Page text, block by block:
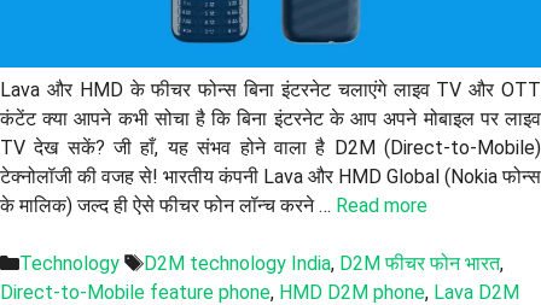
Lava और HMD के फीचर फोन्स बिना इंटरनेट चलाएंगे लाइव TV और OTT
कंटेंट क्या आपने कभी सोचा है कि बिना इंटरनेट के आप अपने मोबाइल पर लाइव
TV देख सकें? जी हाँ, यह संभव होने वाला है D2M (Direct-to-Mobile)
टेक्नोलॉजी की वजह से! भारतीय कंपनी Lava और HMD Global (Nokia फोन्स
के मालिक) जल्द ही ऐसे फीचर फोन लॉन्च करने … Read more
Categories
Technology Tags
D2M technology India, D2M फीचर फोन भारत,
Direct-to-Mobile feature phone, HMD D2M phone, Lava D2M